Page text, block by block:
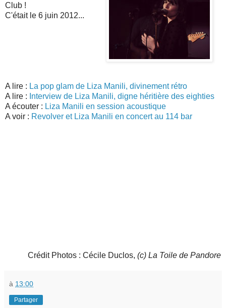
Club !
C'était le 6 juin 2012...
A lire : La pop glam de Liza Manili, divinement rétro
A lire : Interview de Liza Manili, digne héritière des eighties
A écouter : Liza Manili en session acoustique
A voir : Revolver et Liza Manili en concert au 114 bar
Crédit Photos : Cécile Duclos, (c) La Toile de Pandore
à 13:00
Partager